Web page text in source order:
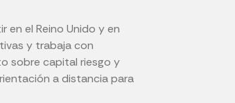
en el Reino Unido y en
y trabaja con
sobre capital riesgo y
a distancia para